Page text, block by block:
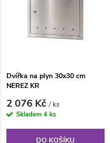
p
r
o
Abecedně
s
p
r
Dvířka na plyn 30x30 cm
NEREZ KR
2 076 Kč/ ks
Skladem 4 ks
DO KOŠÍKU